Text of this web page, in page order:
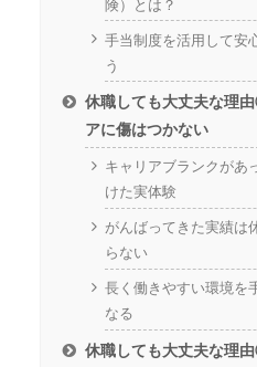
険）とは？
手当制度を活用して安
う
休職しても大丈夫な理
アに傷はつかない
キャリアブランクがあ
けた実体験
がんばってきた実績は
らない
長く働きやすい環境を
なる
休職しても大丈夫な理